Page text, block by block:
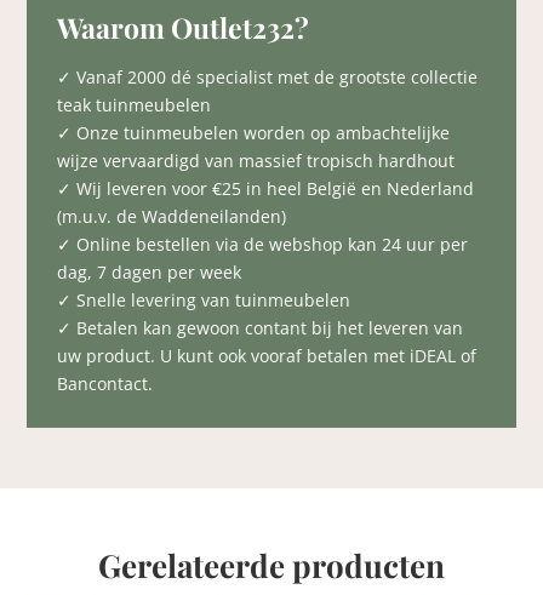
Waarom Outlet232?
✓ Vanaf 2000 dé specialist met de grootste collectie
teak tuinmeubelen
✓ Onze tuinmeubelen worden op ambachtelijke
wijze vervaardigd van massief tropisch hardhout
✓ Wij leveren voor €25 in heel België en Nederland
(m.u.v. de Waddeneilanden)
✓ Online bestellen via de webshop kan 24 uur per
dag, 7 dagen per week
✓ Snelle levering van tuinmeubelen
✓ Betalen kan gewoon contant bij het leveren van
uw product. U kunt ook vooraf betalen met iDEAL of
Bancontact.
Gerelateerde producten